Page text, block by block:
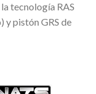
tecnología RAS
y pistón GRS de